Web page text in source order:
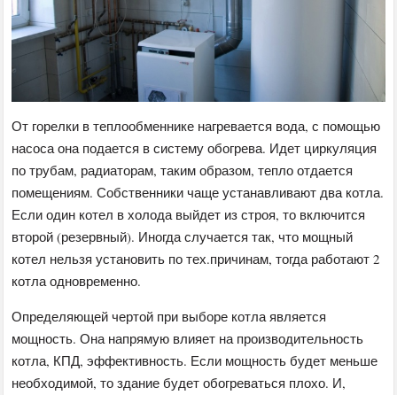
От горелки в теплообменнике нагревается вода, с помощью
насоса она подается в систему обогрева. Идет циркуляция
по трубам, радиаторам, таким образом, тепло отдается
помещениям. Собственники чаще устанавливают два котла.
Если один котел в холода выйдет из строя, то включится
второй (резервный). Иногда случается так, что мощный
котел нельзя установить по тех.причинам, тогда работают 2
котла одновременно.
Определяющей чертой при выборе котла является
мощность. Она напрямую влияет на производительность
котла, КПД, эффективность. Если мощность будет меньше
необходимой, то здание будет обогреваться плохо. И,